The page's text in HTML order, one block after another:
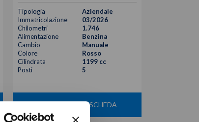
Tipologia
Aziendale
Immatricolazione
03/2026
Chilometri
1.746
Alimentazione
Benzina
Cambio
Manuale
Colore
Rosso
Cilindrata
1199 cc
Posti
5
VISUALIZZA LA SCHEDA